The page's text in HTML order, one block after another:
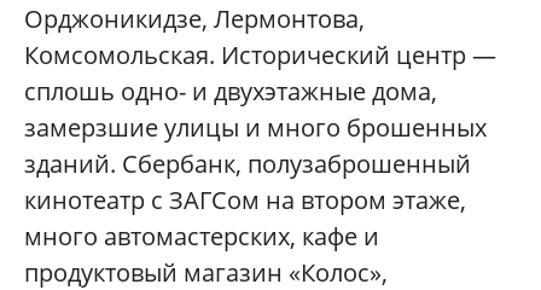
Орджоникидзе, Лермонтова,
Комсомольская. Исторический центр —
сплошь одно- и двухэтажные дома,
замерзшие улицы и много брошенных
зданий. Сбербанк, полузаброшенный
кинотеатр с ЗАГСом на втором этаже,
много автомастерских, кафе и
продуктовый магазин «Колос»,